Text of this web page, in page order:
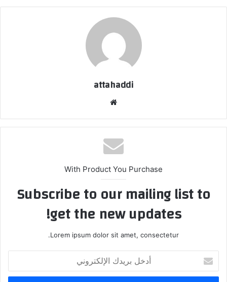
attahaddi
الوي
ب
With Product You Purchase
Subscribe to our mailing list to
get the new updates!
Lorem ipsum dolor sit amet, consectetur.
خ